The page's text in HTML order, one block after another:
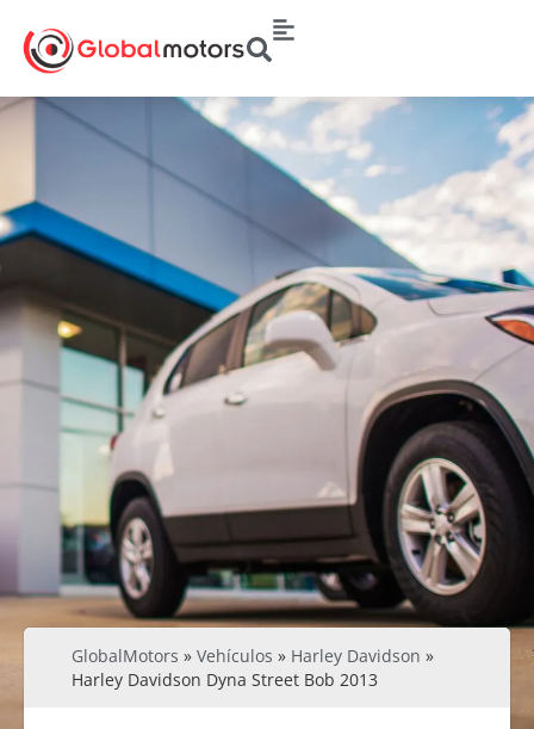
GlobalMotors » Vehículos » Harley Davidson »
Harley Davidson Dyna Street Bob 2013